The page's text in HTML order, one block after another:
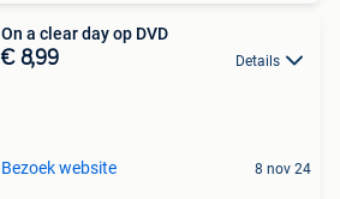
On a clear day op DVD
€ 8,99 Details
Bezoek website 8 nov 24